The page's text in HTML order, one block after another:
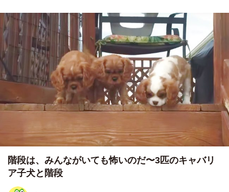
階段は、みんながいても怖いのだ〜3匹のキャバリ
ア子犬と階段